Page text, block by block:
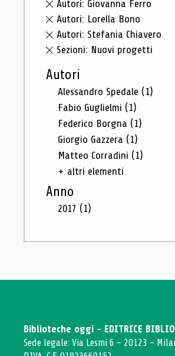
Autori: Giovanna Ferro
Autori: Lorella Bono
Autori: Stefania Chiavero
Sezioni: Nuovi progetti
Autori
Alessandro Spedale (1)
Fabio Guglielmi (1)
Federico Borgna (1)
Giorgio Gazzera (1)
Matteo Corradini (1)
+ altri elementi
Anno
2017 (1)
Biblioteche oggi - EDITRICE
Sede legale: Via Lesmi 6 - 20123 -